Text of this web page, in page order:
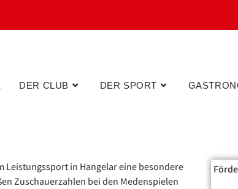
DER CLUB DER SPORT
Leistungssport in Hangelar eine besondere
Zuschauerzahlen bei den Medenspielen